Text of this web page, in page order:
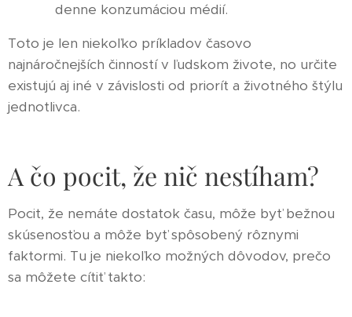
denne konzumáciou médií.
Toto je len niekoľko príkladov časovo
najnáročnejších činností v ľudskom živote, no určite
existujú aj iné v závislosti od priorít a životného štýlu
jednotlivca.
A čo pocit, že nič nestíham?
Pocit, že nemáte dostatok času, môže byť bežnou
skúsenosťou a môže byť spôsobený rôznymi
faktormi. Tu je niekoľko možných dôvodov, prečo
sa môžete cítiť takto: